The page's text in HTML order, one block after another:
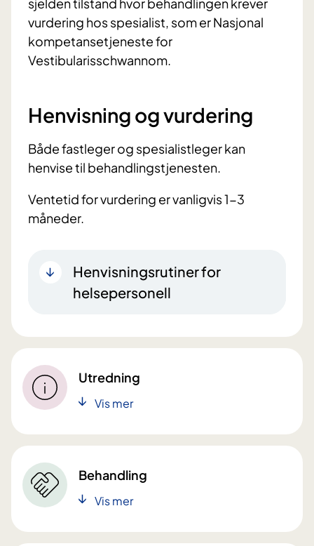
vurdering hos spesialist, som er Nasjonal
kompetansetjeneste for
Vestibularisschwannom.
Henvisning og vurdering
Både fastleger og spesialistleger kan
henvise til behandlingstjenesten.
Ventetid for vurdering er vanligvis 1-3
måneder.
Henvisningsrutiner for
helsepersonell
Utredning
Vis mer
Behandling
Vis mer